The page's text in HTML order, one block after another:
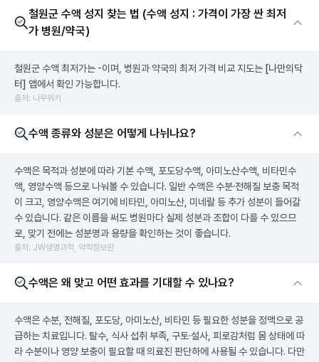
철원군 수액 성지 찾는 법 (수액 성지 : 가격이 가장 싼 최저
가 병원/약국)
철원군 수액 최저가는 -이며, 병원과 약국의 최저 가격 비교 지도는 [나만의닥
터] 앱에서 확인 가능합니다.
출처: 나무위키
수액 종류와 성분은 어떻게 나뉘나요?
수액은 목적과 성분에 따라 기본 수액, 포도당수액, 아미노산수액, 비타민수
액, 영양수액 등으로 나눠볼 수 있습니다. 일반 수액은 수분·전해질 보충 목적
이 크고, 영양수액은 여기에 비타민, 아미노산, 미네랄 등 추가 성분이 들어갈
수 있습니다. 같은 이름을 써도 병원마다 실제 성분과 조합이 다를 수 있으므
로, 맞기 전에는 성분명과 용량을 확인하는 것이 좋습니다.
출처: JW생명과학, 약학정보원
수액은 왜 맞고 어떤 효과를 기대할 수 있나요?
수액은 수분, 전해질, 포도당, 아미노산, 비타민 등 필요한 성분을 정맥으로 공
급하는 치료입니다. 탈수, 식사 섭취 부족, 구토·설사, 피로감처럼 몸 상태에 따
라 수분이나 영양 보충이 필요할 때 의료진 판단하에 사용될 수 있습니다. 다만